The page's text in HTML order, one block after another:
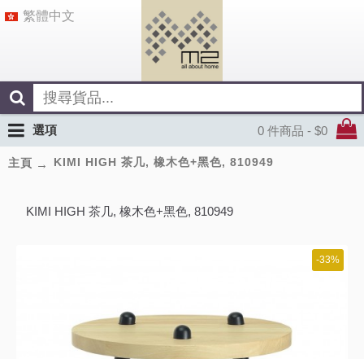
繁體中文
0 件商品 - $0
選項
主頁 KIMI HIGH 茶几, 橡木色+黑色, 810949
KIMI HIGH 茶几, 橡木色+黑色, 810949
-33%